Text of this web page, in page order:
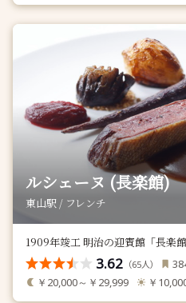
ルシェーヌ (長楽館)
東山駅 / フレンチ
1909年竣工 明治の迎賓館「長楽
3.62 （65人）
￥20,000～￥29,999 ￥